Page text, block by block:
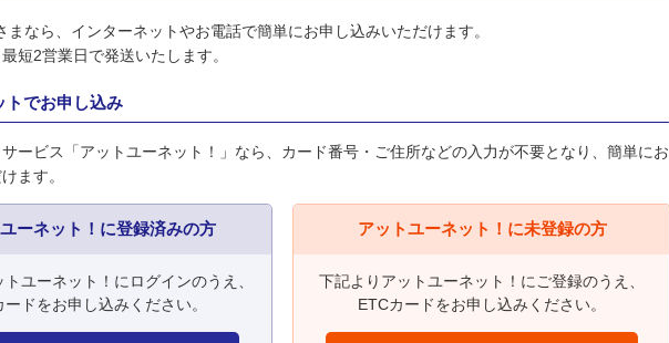
まなら、インターネットやお電話で簡単にお申し込みいただけます。
短2営業日で発送いたします。
トでお申し込み
ービス「アットユーネット！」なら、カード番号・ご住所などの入力が不要となり、簡単にお
ます。
ーネット！に登録済みの方
ユーネット！にログインのうえ、
ードをお申し込みください。
アットユーネット！に未登録の方
下記よりアットユーネット！にご登録のうえ、
ETCカードをお申し込みください。